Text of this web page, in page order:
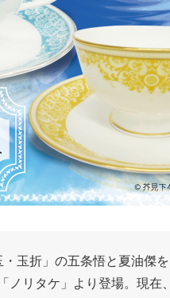
・玉折」の五条悟と夏油傑
ノリタケ」より登場。現